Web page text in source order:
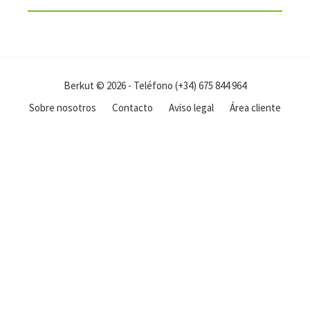
Berkut © 2026 - Teléfono (+34) 675 844 964
Sobre nosotros
Contacto Aviso legal Área cliente